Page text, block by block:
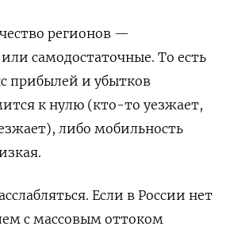
регионов —
или самодостаточные. То есть
прибылей и убытков
к нулю (кто-то уезжает,
либо мобильность
Если в России нет
с массовым оттоком